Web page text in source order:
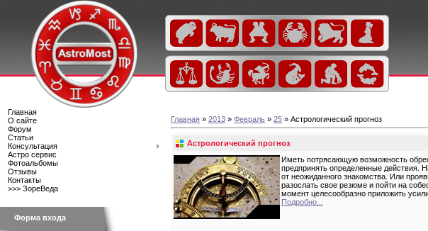
Главная
О сайте
Форум
Статьи
Консультация
Астро сервис
Фотоальбомы
Отзывы
Контакты
>>> ЗореВеда
Форма входа
Главная » 2013 » Февраль » 25 » Астрологический прогноз
Астрологический прогноз
Иметь потрясающую возможность
предпринять определенные действия.
от неожиданного знакомства. Или
разослать свое резюме и пойти на
момент целесообразно приложить
Подробно...